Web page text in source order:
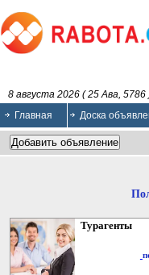
8 августа 2026 ( 25 Ава, 5786
Главная
Доска
Турагенты